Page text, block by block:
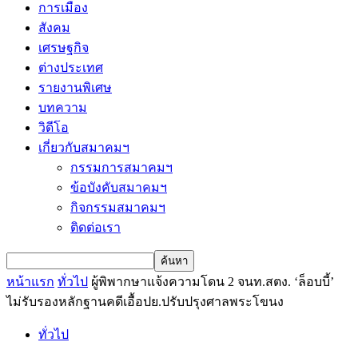
การเมือง
สังคม
เศรษฐกิจ
ต่างประเทศ
รายงานพิเศษ
บทความ
วิดีโอ
เกี่ยวกับสมาคมฯ
กรรมการสมาคมฯ
ข้อบังคับสมาคมฯ
กิจกรรมสมาคมฯ
ติดต่อเรา
หน้าแรก ทั่วไป ผู้พิพากษาแจ้งความโดน 2 จนท.สตง. ‘ล็อบบี้’
ไม่รับรองหลักฐานคดีเอื้อปย.ปรับปรุงศาลพระโขนง
ทั่วไป